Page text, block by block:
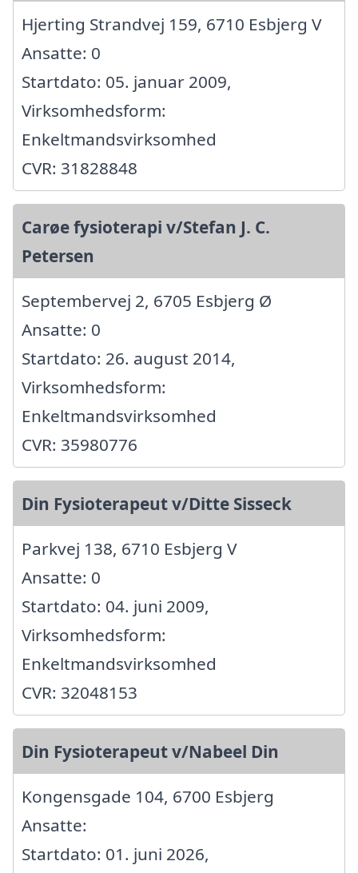
Hjerting Strandvej 159, 6710 Esbjerg V
Ansatte: 0
Startdato: 05. januar 2009,
Virksomhedsform:
Enkeltmandsvirksomhed
CVR: 31828848
Carøe fysioterapi v/Stefan J. C.
Petersen
Septembervej 2, 6705 Esbjerg Ø
Ansatte: 0
Startdato: 26. august 2014,
Virksomhedsform:
Enkeltmandsvirksomhed
CVR: 35980776
Din Fysioterapeut v/Ditte Sisseck
Parkvej 138, 6710 Esbjerg V
Ansatte: 0
Startdato: 04. juni 2009,
Virksomhedsform:
Enkeltmandsvirksomhed
CVR: 32048153
Din Fysioterapeut v/Nabeel Din
Kongensgade 104, 6700 Esbjerg
Ansatte:
Startdato: 01. juni 2026,